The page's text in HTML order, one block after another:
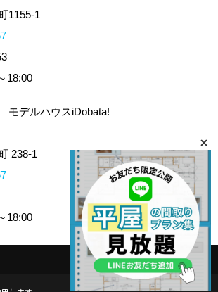
1155-1
18:00
モデルハウスiDobata!
238-1
18:00